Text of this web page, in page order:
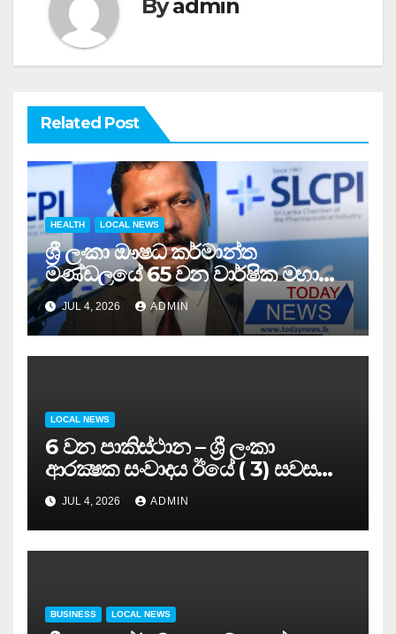
Byadmin
Related Post
HEALTH LOCAL NEWS
ශ්‍රී ලංකා ඖෂධ කර්මාන්ත
මණ්ඩලයේ 65 වන වාර්ෂික මහා
සමුළුව සෞඛ්‍ය නියෝජ්‍ය
අමාත්‍යවරයාගේ ප්‍රධානත්වයෙන්……
JUL 4, 2026 ADMIN
LOCAL NEWS
6 වන පාකිස්ථාන – ශ්‍රී ලංකා
ආරක්‍ෂක සංවාදය ඊයේ ( 3) සවස
සාර්ථකව අවසන් කරයි..
JUL 4, 2026 ADMIN
BUSINESS LOCAL NEWS